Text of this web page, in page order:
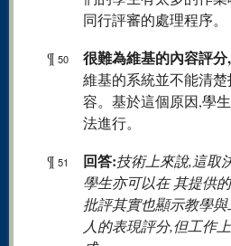
同行評審的處理程序。
¶ 50 很難為維基的內容評
維基的系統並不能清
容。基於這個原因,學
法進行。
¶ 51 回答:技術上來說,這取
學生亦可以在 其提供
批評其實也顯示教學
人的表現評分,但工作